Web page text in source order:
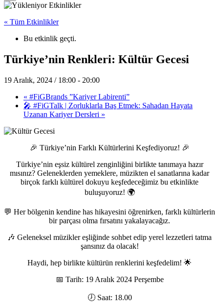
« Tüm Etkinlikler
Bu etkinlik geçti.
Türkiye’nin Renkleri: Kültür Gecesi
19 Aralık, 2024 / 18:00 - 20:00
« #FiGBrands ”Kariyer Labirenti”
🎤 #FiGTalk | Zorluklarla Baş Etmek: Sahadan Hayata
Uzanan Kariyer Dersleri »
🎉 Türkiye’nin Farklı Kültürlerini Keşfediyoruz! 🎉
Türkiye’nin eşsiz kültürel zenginliğini birlikte tanımaya hazır
mısınız? Geleneklerden yemeklere, müzikten el sanatlarına kadar
birçok farklı kültürel dokuyu keşfedeceğimiz bu etkinlikte
buluşuyoruz! 🌍
💬 Her bölgenin kendine has hikayesini öğrenirken, farklı kültürlerin
bir parçası olma fırsatını yakalayacağız.
🎶 Geleneksel müzikler eşliğinde sohbet edip yerel lezzetleri tatma
şansınız da olacak!
Haydi, hep birlikte kültürün renklerini keşfedelim! 🌟
📅 Tarih: 19 Aralık 2024 Perşembe
🕖 Saat: 18.00